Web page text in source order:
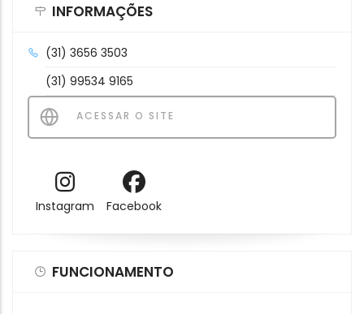
INFORMAÇÕES
(31) 3656 3503
(31) 99534 9165
ACESSAR O SITE
Instagram Facebook
FUNCIONAMENTO